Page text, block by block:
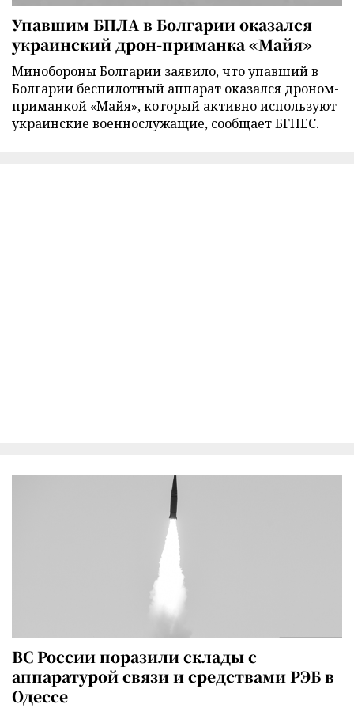
Упавшим БПЛА в Болгарии оказался
украинский дрон-приманка «Майя»
Минобороны Болгарии заявило, что упавший в
Болгарии беспилотный аппарат оказался дроном-
приманкой «Майя», который активно используют
украинские военнослужащие, сообщает БГНЕС.
ВС России поразили склады с
аппаратурой связи и средствами РЭБ в
Одессе